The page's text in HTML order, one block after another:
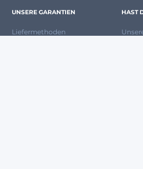
UNSERE GARANTIEN
Liefermethoden
HAST